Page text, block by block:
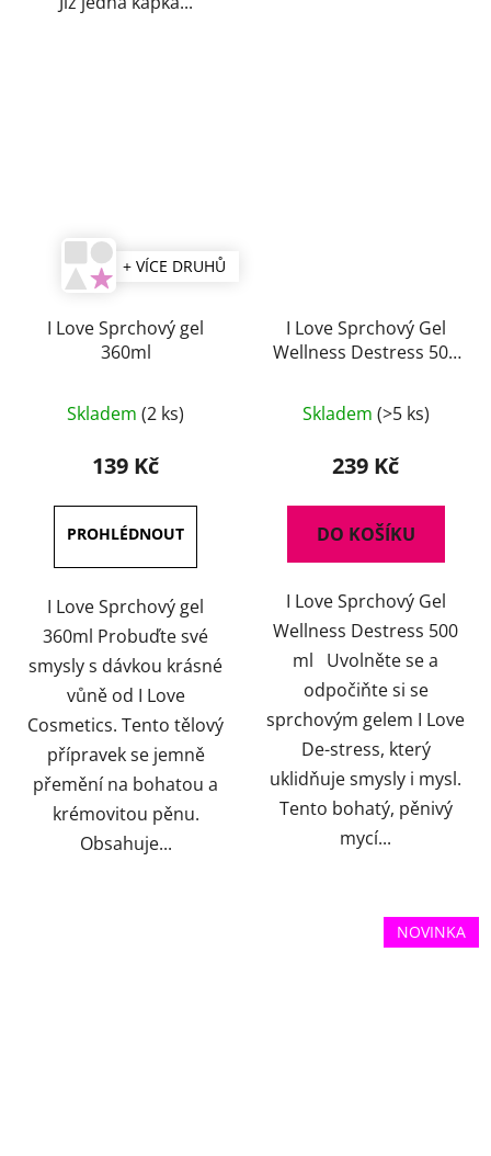
+ VÍCE DRUHŮ
I Love Sprchový gel
360ml
hodnocení
produktu
3,7
z
5
hvězdiček.
Skladem (2 ks)
139 Kč
I Love Sprchový gel
360ml Probuďte své
smysly s dávkou krásné
vůně od I Love
Cosmetics. Tento tělový
přípravek se jemně
přemění na bohatou a
krémovitou pěnu.
Obsahuje...
I Love Sprchový Gel
Wellness Destress 500
hodnocení
produktu
5,0
z
hvězdiček.
Skladem (>5 ks)
239 Kč
DO KOŠÍKU
I Love Sprchový Gel
Wellness Destress 500
ml Uvolněte se a
odpočiňte si se
sprchovým gelem I Love
De-stress, který
uklidňuje smysly i mysl.
Tento bohatý, pěnivý
mycí...
NOVINKA